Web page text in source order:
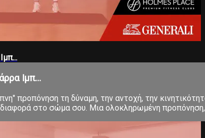
Ιμπ...
προπόνηση τη δύναμη, την αντοχή, την
στο σώμα σου. Μια ολοκληρωμένη προπόνηση,